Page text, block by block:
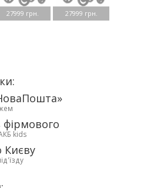
27999 грн. 27999 грн.
фірмового
kids
Києву